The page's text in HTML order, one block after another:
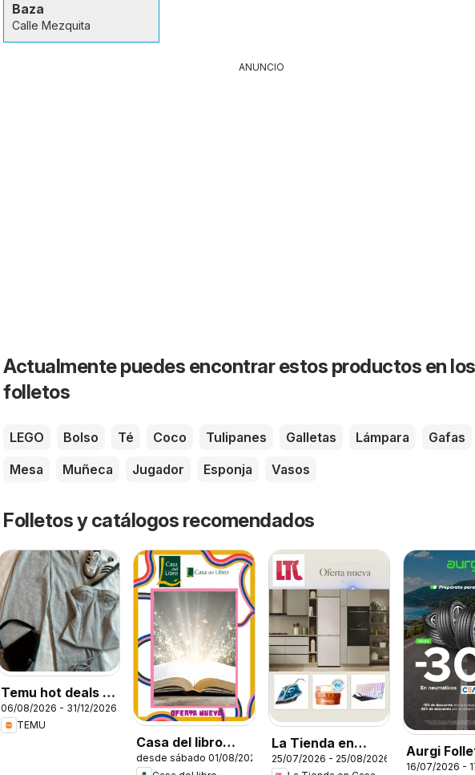
Baza
Calle Mezquita
ANUNCIO
Actualmente puedes encontrar estos productos en los
folletos
LEGO Bolso Té Coco Tulipanes Galletas Lámpara
Gafas
Mesa
Muñeca Jugador Esponja Vasos
Folletos y catálogos recomendados
Temu hot deals –
Spain
06/08/2026 - 31/12/2026
TEMU
Casa del libro
Folleto
desde sábado 01/08/2026
La Tienda en
Casa Folleto
25/07/2026 - 25/08/2026
Aurgi
16/07/2026 -